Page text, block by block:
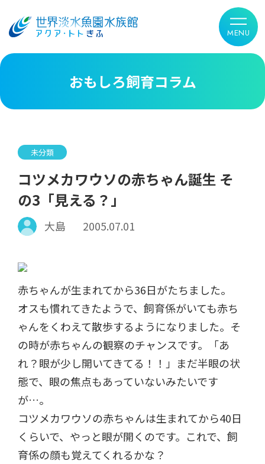
おもしろ飼育コラム
未分類
コツメカワウソの赤ちゃん誕生 そ
の3「見える？」
大島 2005.07.01
赤ちゃんが生まれてから36日がたちました。
オスも慣れてきたようで、飼育係がいても赤ち
ゃんをくわえて散歩するようになりました。そ
の時が赤ちゃんの観察のチャンスです。「あ
れ？眼が少し開いてきてる！！」まだ半眼の状
態で、眼の焦点もあっていないみたいです
が…。
コツメカワウソの赤ちゃんは生まれてから40日
くらいで、やっと眼が開くのです。これで、飼
育係の顔も覚えてくれるかな？